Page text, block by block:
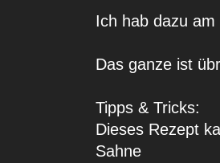
Ich hab dazu
Das ganze ist
Tipps & Tricks:
Dieses Rezept
Sahne